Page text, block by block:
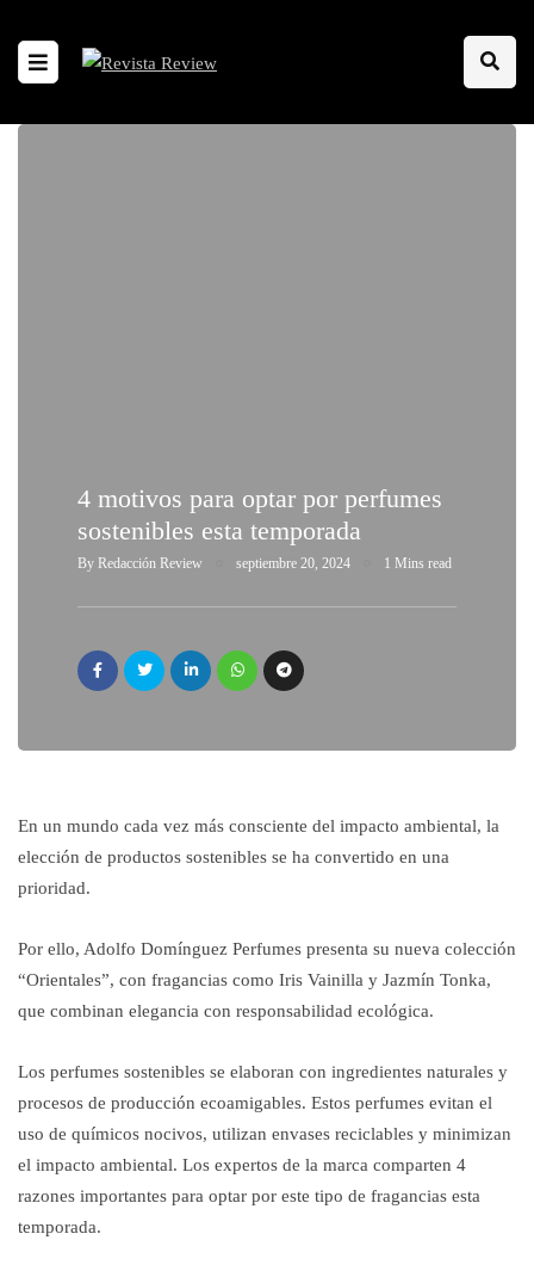
4 motivos para optar por perfumes
sostenibles esta temporada
By Redacción Review septiembre 20, 2024 1 Mins read
En un mundo cada vez más consciente del impacto ambiental, la
elección de productos sostenibles se ha convertido en una
prioridad.
Por ello, Adolfo Domínguez Perfumes presenta su nueva colección
“Orientales”, con fragancias como Iris Vainilla y Jazmín Tonka,
que combinan elegancia con responsabilidad ecológica.
Los perfumes sostenibles se elaboran con ingredientes naturales y
procesos de producción ecoamigables. Estos perfumes evitan el
uso de químicos nocivos, utilizan envases reciclables y minimizan
el impacto ambiental. Los expertos de la marca comparten 4
razones importantes para optar por este tipo de fragancias esta
temporada.